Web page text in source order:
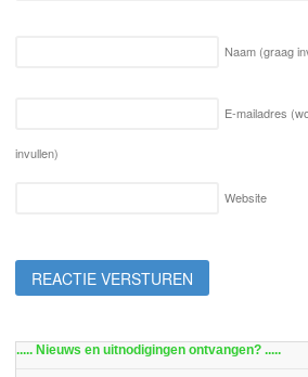
Naam (graag
E-mailadres
invullen)
Website
..... Nieuws en uitnodigingen ontvangen? .....